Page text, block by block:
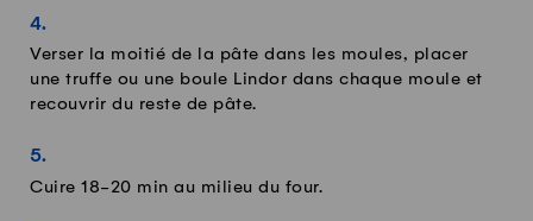
Verser la moitié de la pâte dans les moules, placer
une truffe ou une boule Lindor dans chaque moule et
recouvrir du reste de pâte.
Cuire 18-20 min au milieu du four.